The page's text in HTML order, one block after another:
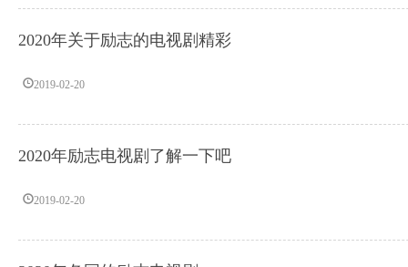
2020年关于励志的电视剧精彩
2019-02-20
2020年励志电视剧了解一下吧
2019-02-20